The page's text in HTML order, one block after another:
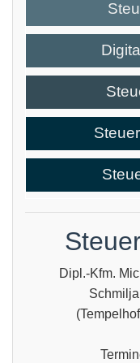
Dipl.-Kfm.